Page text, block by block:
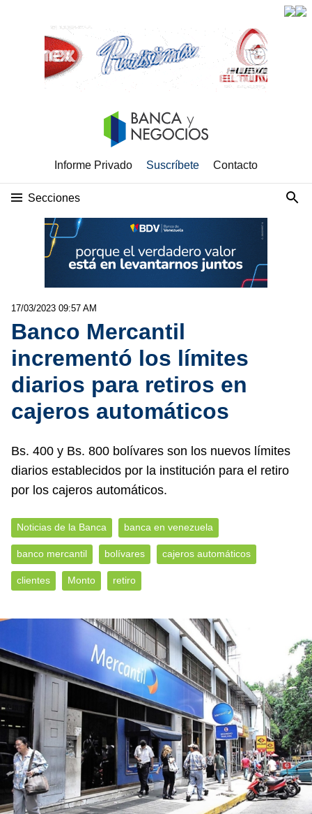
Informe Privado Suscríbete Contacto
Secciones
17/03/2023 09:57 AM
Banco Mercantil
incrementó los límites
diarios para retiros en
cajeros automáticos
Bs. 400 y Bs. 800 bolívares son los nuevos límites
diarios establecidos por la institución para el retiro
por los cajeros automáticos.
Noticias de la Banca banca en venezuela
banco mercantil bolívares cajeros automáticos
clientes Monto retiro